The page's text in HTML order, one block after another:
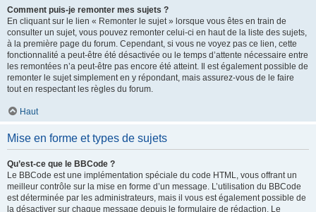
Comment puis-je remonter mes sujets ?
En cliquant sur le lien « Remonter le sujet » lorsque vous êtes en train de
consulter un sujet, vous pouvez remonter celui-ci en haut de la liste des sujets,
à la première page du forum. Cependant, si vous ne voyez pas ce lien, cette
fonctionnalité a peut-être été désactivée ou le temps d’attente nécessaire entre
les remontées n’a peut-être pas encore été atteint. Il est également possible de
remonter le sujet simplement en y répondant, mais assurez-vous de le faire
tout en respectant les règles du forum.
Haut
Mise en forme et types de sujets
Qu’est-ce que le BBCode ?
Le BBCode est une implémentation spéciale du code HTML, vous offrant un
meilleur contrôle sur la mise en forme d’un message. L’utilisation du BBCode
est déterminée par les administrateurs, mais il vous est également possible de
la désactiver sur chaque message depuis le formulaire de rédaction. Le